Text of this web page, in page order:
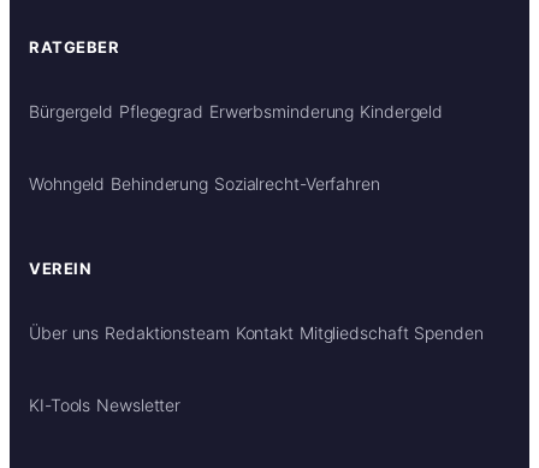
RATGEBER
Bürgergeld Pflegegrad Erwerbsminderung Kindergeld
Wohngeld Behinderung Sozialrecht-Verfahren
VEREIN
Über uns Redaktionsteam Kontakt Mitgliedschaft Spenden
KI-Tools Newsletter